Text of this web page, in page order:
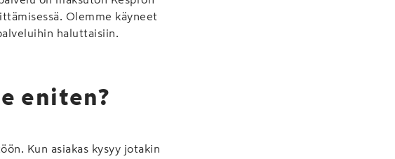
Olemme käyneet
haluttaisiin.
eniten?
Kun asiakas kysyy jotakin